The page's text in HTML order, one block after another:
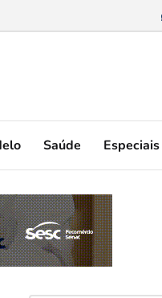
Saúde Especiais